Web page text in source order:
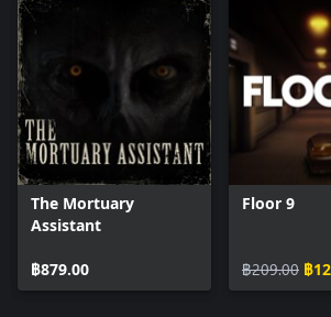
The Mortuary
Assistant
฿879.00
Floor 9
฿209.00 ฿